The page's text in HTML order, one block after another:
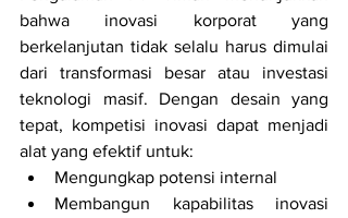
bahwa inovasi korporat yang
berkelanjutan tidak selalu harus dimulai
dari transformasi besar atau investasi
teknologi masif. Dengan desain yang
tepat, kompetisi inovasi dapat menjadi
alat yang efektif untuk:
Mengungkap potensi internal
Membangun kapabilitas inovasi